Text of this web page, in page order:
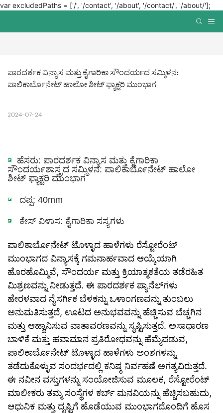
var excludedPaths = ['/', '/contact', '/about', '/contact/', '/about/'];
ಪಾರದರ್ಶಕ ವಿನ್ಯಾಸ ಮತ್ತು ಕೈಗಾರಿಕಾ ಸೌಂದರ್ಯದ ಸಮ್ಮಿಳನ:
ಪಾಲಿಕಾರ್ಬೊನೇಟ್ ಹಾಲೋ ಶೀಟ್ ಫ್ಯಾಕ್ಟರಿ ಮುಂಭಾಗ
2024-07-24
◪ ಹೆಸರು: ಪಾರದರ್ಶಕ ವಿನ್ಯಾಸ ಮತ್ತು ಕೈಗಾರಿಕಾ
ಸೌಂದರ್ಯಶಾಸ್ತ್ರದ ಸಮ್ಮಿಳನ: ಪಾಲಿಕಾರ್ಬೊನೇಟ್ ಹಾಲೋ
ಶೀಟ್ ಫ್ಯಾಕ್ಟರಿ ಮುಂಭಾಗ
◪ ದಪ್ಪ: 40mm
◪ ಕೇಸ್ ವಿಳಾಸ: ಕೈಗಾರಿಕಾ ಸಸ್ಯಗಳು
ಪಾಲಿಕಾರ್ಬೊನೇಟ್ ಟೊಳ್ಳಾದ ಹಾಳೆಗಳು ರೆಸ್ಟೋರೆಂಟ್
ಮುಂಭಾಗದ ವಿನ್ಯಾಸಕ್ಕೆ ಗಮನಾರ್ಹವಾದ ಆಯ್ಕೆಯಾಗಿ
ಹೊರಹೊಮ್ಮಿವೆ, ಸೌಂದರ್ಯ ಮತ್ತು ಕ್ರಿಯಾತ್ಮಕತೆಯ ತಡೆರಹಿತ
ಮಿಶ್ರಣವನ್ನು ನೀಡುತ್ತದೆ. ಈ ಪಾರದರ್ಶಕ ಪ್ಯಾನೆಲ್‌ಗಳು
ಹೇರಳವಾದ ನೈಸರ್ಗಿಕ ಬೆಳಕನ್ನು ಒಳಾಂಗಣವನ್ನು ತುಂಬಲು
ಅನುಮತಿಸುತ್ತದೆ, ಊಟದ ಅನುಭವವನ್ನು ಹೆಚ್ಚಿಸುವ ಬೆಚ್ಚಗಿನ
ಮತ್ತು ಆಹ್ವಾನಿಸುವ ವಾತಾವರಣವನ್ನು ಸೃಷ್ಟಿಸುತ್ತದೆ. ಅಸಾಧಾರಣ
ಬಾಳಿಕೆ ಮತ್ತು ಹವಾಮಾನ ಪ್ರತಿರೋಧವನ್ನು ಹೆಮ್ಮೆಪಡುವ,
ಪಾಲಿಕಾರ್ಬೊನೇಟ್ ಟೊಳ್ಳಾದ ಹಾಳೆಗಳು ಅಂಶಗಳನ್ನು
ತಡೆದುಕೊಳ್ಳುವ ಸಂದರ್ಭದಲ್ಲಿ ಕನಿಷ್ಠ ನಿರ್ವಹಣೆ ಅಗತ್ಯವಿರುತ್ತದೆ.
ಈ ನವೀನ ವಸ್ತುಗಳನ್ನು ಸಂಯೋಜಿಸುವ ಮೂಲಕ, ರೆಸ್ಟೋರೆಂಟ್
ಮಾಲೀಕರು ತಮ್ಮ ಸಂಸ್ಥೆಗಳ ಕರ್ಬ್ ಮನವಿಯನ್ನು ಹೆಚ್ಚಿಸಬಹುದು,
ಆಧುನಿಕ ಮತ್ತು ದೃಷ್ಟಿಗೆ ಹೊಡೆಯುವ ಮುಂಭಾಗದೊಂದಿಗೆ ಹೊಸ